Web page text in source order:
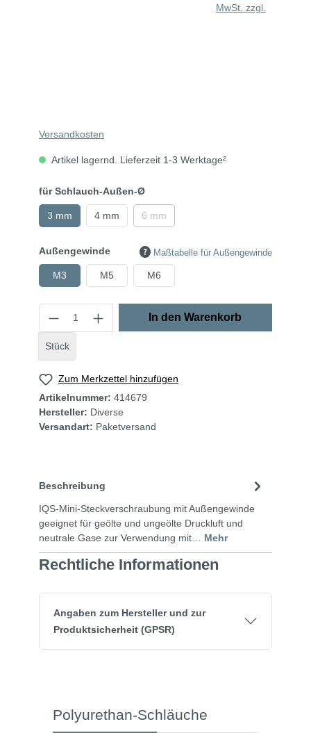
MwSt. zzgl.
Versandkosten
Artikel lagernd. Lieferzeit 1-3 Werktage²
für Schlauch-Außen-Ø
3 mm 4 mm 6 mm
Außengewinde Maßtabelle für Außengewinde
M3 M5 M6
Stück
In den Warenkorb
Zum Merkzettel hinzufügen
Artikelnummer: 414679
Hersteller: Diverse
Versandart: Paketversand
Beschreibung
IQS-Mini-Steckverschraubung mit Außengewinde
geeignet für geölte und ungeölte Druckluft und
neutrale Gase zur Verwendung mit… Mehr
Rechtliche Informationen
Angaben zum Hersteller und zur
Produktsicherheit (GPSR)
Polyurethan-Schläuche